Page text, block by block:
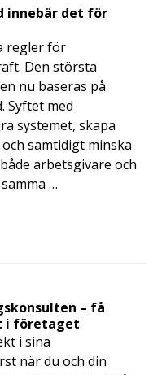
innebär det för
regler för
Den största
nu baseras på
Syftet med
systemet, skapa
samtidigt minska
arbetsgivare och
…
– få
i företaget
i sina
när du och din